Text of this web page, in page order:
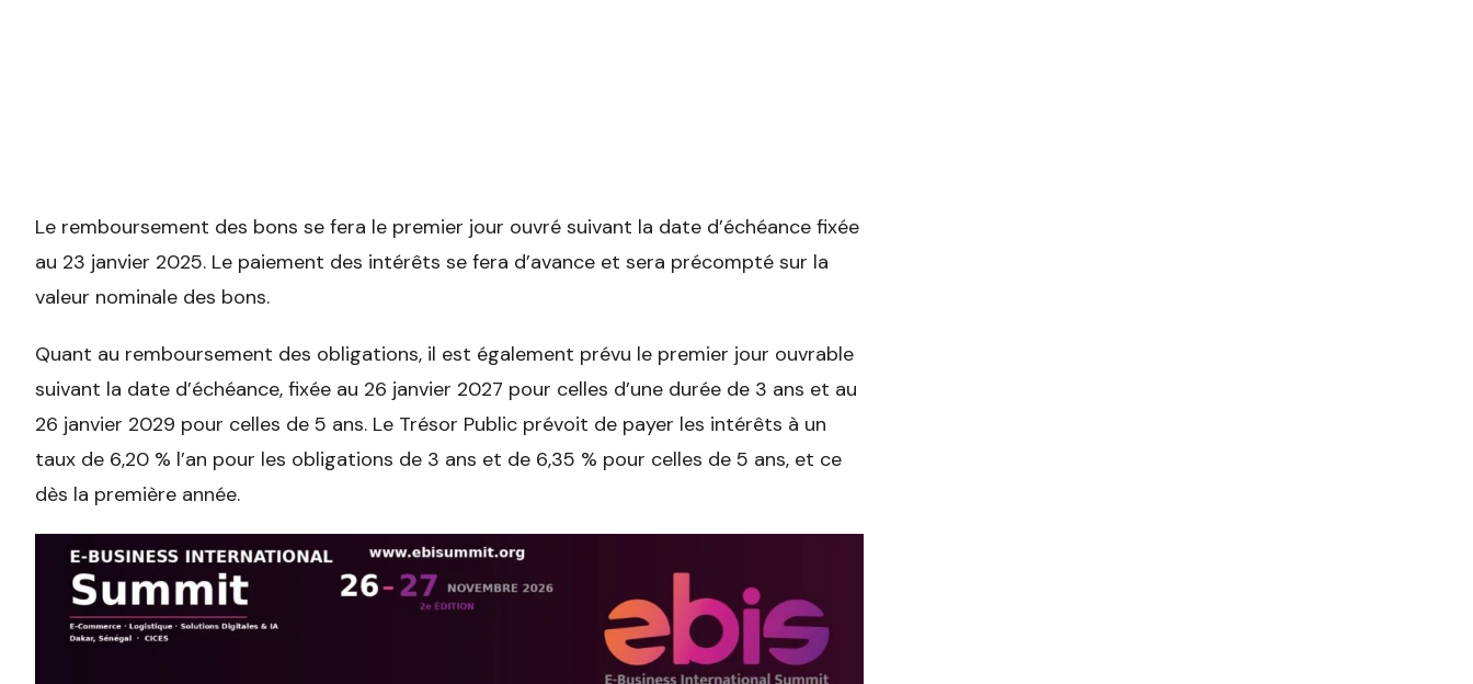
Le remboursement des bons se fera le premier jour ouvré suivant la date d’échéance fixée
au 23 janvier 2025. Le paiement des intérêts se fera d’avance et sera précompté sur la
valeur nominale des bons.
Quant au remboursement des obligations, il est également prévu le premier jour ouvrable
suivant la date d’échéance, fixée au 26 janvier 2027 pour celles d’une durée de 3 ans et au
26 janvier 2029 pour celles de 5 ans. Le Trésor Public prévoit de payer les intérêts à un
taux de 6,20 % l’an pour les obligations de 3 ans et de 6,35 % pour celles de 5 ans, et ce
dès la première année.